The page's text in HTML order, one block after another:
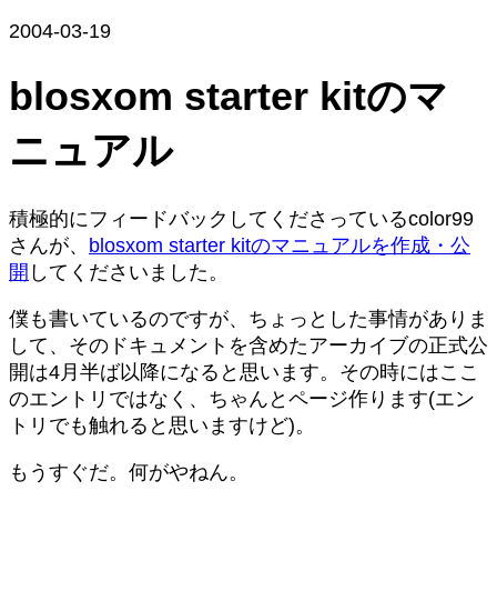
2004-03-19
blosxom starter kitのマ
ニュアル
積極的にフィードバックしてくださっているcolor99
さんが、 blosxom starter kitのマニュアルを作成・公
開 してくださいました。
僕も書いているのですが、ちょっとした事情がありま
して、そのドキュメントを含めたアーカイブの正式公
開は4月半ば以降になると思います。その時にはここ
のエントリではなく、ちゃんとページ作ります(エン
トリでも触れると思いますけど)。
もうすぐだ。何がやねん。